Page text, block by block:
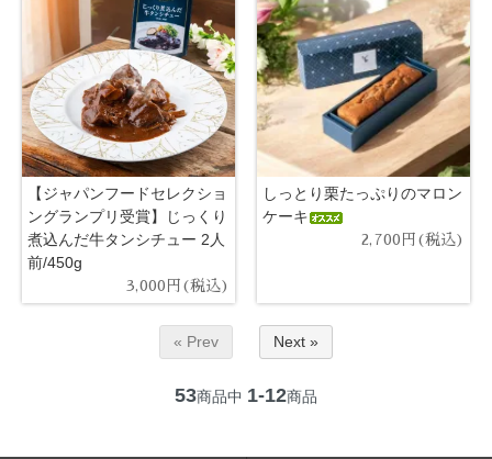
【ジャパンフードセレクショ
ングランプリ受賞】じっくり
煮込んだ牛タンシチュー 2人
前/450g
3,000円(税込)
しっとり栗たっぷりのマロン
ケーキ
2,700円(税込)
« Prev Next »
53商品中 1-12商品